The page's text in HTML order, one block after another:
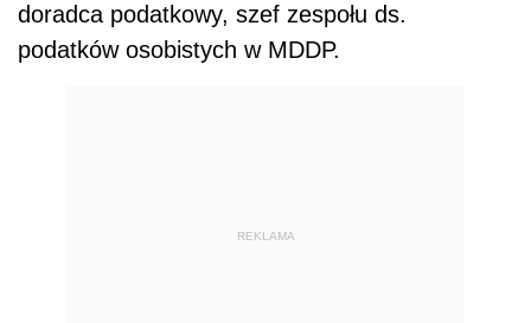
doradca podatkowy, szef zespołu ds.
podatków osobistych w MDDP.
REKLAMA